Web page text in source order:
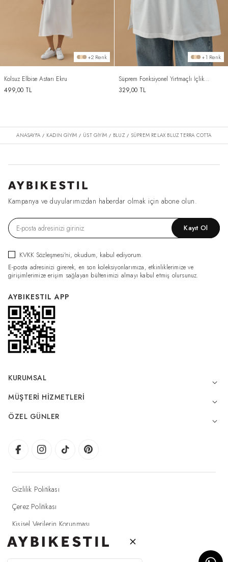
+2 Renk
Kolsuz Elbise Astarı Ekru
499,00 TL
+1 Renk
Süprem Fonksiyonel Yırtmaçlı İçlik
Etek Ekru
329,00TL
ANASAYFA / KADIN GİYİM / ÜST GİYİM / BLUZ / SÜPREM RELAX BLUZ TERRA COTTA
Kampanya ve duyularımızdan haberdar olmak için abone olun.
Kayıt Ol
KVKK Sözleşmesi'ni, okudum, kabul ediyorum.
E-posta adresinizi girerek, en son koleksiyonlarımıza, etkinliklerimize ve
girişimlerimize erişim sağlayan bültenimizi almayı kabul etmiş olursunuz.
AYBIKESTIL APP
KURUMSAL
MÜŞTERI HIZMETLERI
ÖZEL GÜNLER
Gizlilik Politikası
Çerez Politikası
Kişisel Verilerin Korunması
Elektronik Ticaret Aydınlatma Metni